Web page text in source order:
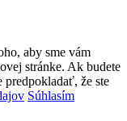
aby sme vám
stránke. Ak budete
že ste
Súhlasím